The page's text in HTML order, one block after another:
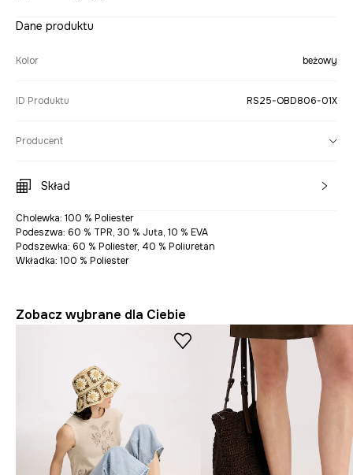
Dane produktu
Kolor beżowy
ID Produktu RS25-OBD806-01X
Producent
Skład
Cholewka: 100 % Poliester
Podeszwa: 60 % TPR, 30 % Juta, 10 % EVA
Podszewka: 60 % Poliester, 40 % Poliuretan
Wkładka: 100 % Poliester
Zobacz wybrane dla Ciebie